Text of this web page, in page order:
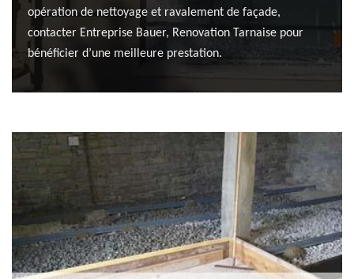
opération de nettoyage et ravalement de façade,
contacter Entreprise Bauer, Renovation Tarnaise pour
bénéficier d’une meilleure prestation.